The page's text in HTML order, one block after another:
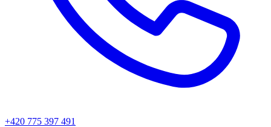
+420 775 397 491